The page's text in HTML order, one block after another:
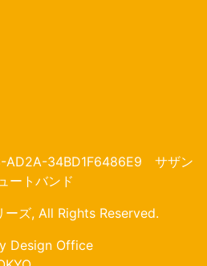
34BD1F6486E9 サザン
ートバンド
ズ, All Rights Reserved.
Design Office